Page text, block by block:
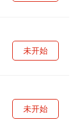
未开始
未开始